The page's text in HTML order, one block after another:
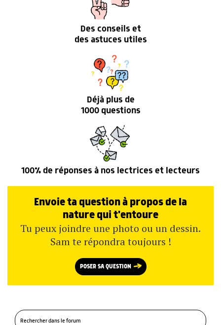
Des conseils et
des astuces utiles
Déjà plus de
1000 questions
100% de réponses à nos lectrices et lecteurs
Envoie ta question à propos de la
nature qui t'entoure
Tu peux joindre une photo ou un dessin.
Sam te répondra toujours !
POSER SA QUESTION